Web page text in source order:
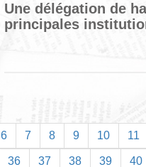
Une délégation de
principales
6 7 8 9 10 11
36 37 38 39 40